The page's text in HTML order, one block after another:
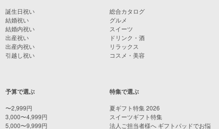
誕生日祝い
結婚祝い
結婚内祝い
出産祝い
出産内祝い
引越し祝い
予算で選ぶ
〜2,999円
3,000〜4,999円
5,000〜9,999円
総合カタログ
グルメ
スイーツ
ドリンク・酒
リラックス
コスメ・美容
特集で選ぶ
夏ギフト特集 2026
スイーツギフト特集
法人ご担当者様へ ギフトパッドでお悩